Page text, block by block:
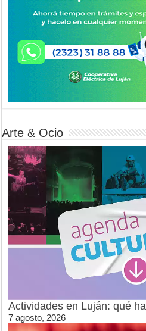
Arte & Ocio
Actividades en Luján: qué
7 agosto, 2026